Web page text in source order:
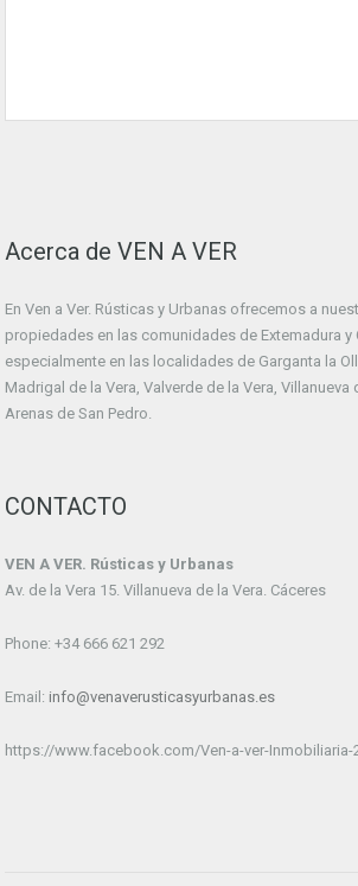
Acerca de VEN A VER
En Ven a Ver. Rústicas y Urbanas ofrecemos a
propiedades en las comunidades de Extemadura y
especialmente en las localidades de Garganta la
Madrigal de la Vera, Valverde de la Vera, Villanueva
Arenas de San Pedro.
CONTACTO
VEN A VER. Rústicas y Urbanas
Av. de la Vera 15. Villanueva de la Vera. Cáceres
Phone: +34 666 621 292
Email: info@venaverusticasyurbanas.es
https://www.facebook.com/Ven-a-ver-Inmobiliaria-